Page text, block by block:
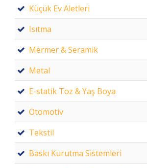
Küçük Ev Aletleri
Isıtma
Mermer & Seramik
Metal
E-statik Toz & Yaş Boya
Otomotiv
Tekstil
Baskı Kurutma Sistemleri